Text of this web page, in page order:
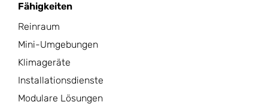
Fähigkeiten
Reinraum
Mini-Umgebungen
Klimageräte
Installationsdienste
Modulare Lösungen